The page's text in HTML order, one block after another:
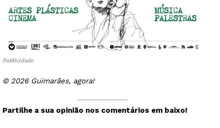
Publicidade
© 2026 Guimarães, agora!
Partilhe a sua opinião nos comentários em baixo!